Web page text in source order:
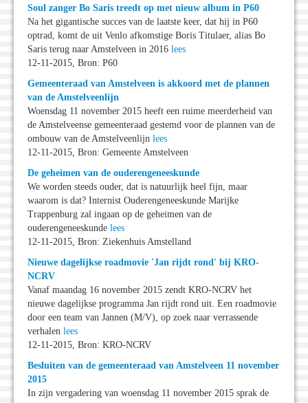
Soul zanger Bo Saris treedt op met nieuw album in P60
Na het gigantische succes van de laatste keer, dat hij in P60
optrad, komt de uit Venlo afkomstige Boris Titulaer, alias Bo
Saris terug naar Amstelveen in 2016 lees
12-11-2015, Bron: P60
Gemeenteraad van Amstelveen is akkoord met de plannen
van de Amstelveenlijn
Woensdag 11 november 2015 heeft een ruime meerderheid van
de Amstelveense gemeenteraad gestemd voor de plannen van de
ombouw van de Amstelveenlijn lees
12-11-2015, Bron: Gemeente Amstelveen
De geheimen van de ouderengeneeskunde
We worden steeds ouder, dat is natuurlijk heel fijn, maar
waarom is dat? Internist Ouderengeneeskunde Marijke
Trappenburg zal ingaan op de geheimen van de
ouderengeneeskunde lees
12-11-2015, Bron: Ziekenhuis Amstelland
Nieuwe dagelijkse roadmovie 'Jan rijdt rond' bij KRO-
NCRV
Vanaf maandag 16 november 2015 zendt KRO-NCRV het
nieuwe dagelijkse programma Jan rijdt rond uit. Een roadmovie
door een team van Jannen (M/V), op zoek naar verrassende
verhalen lees
12-11-2015, Bron: KRO-NCRV
Besluiten van de gemeenteraad van Amstelveen 11 november
2015
In zijn vergadering van woensdag 11 november 2015 sprak de